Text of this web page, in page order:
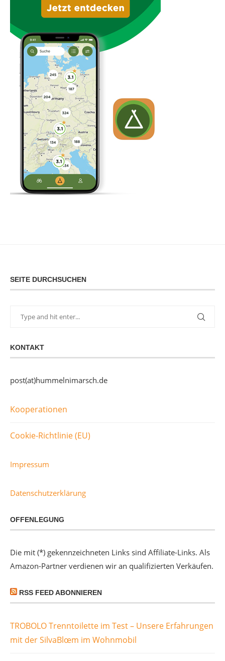
SEITE DURCHSUCHEN
KONTAKT
post(at)hummelnimarsch.de
Kooperationen
Cookie-Richtlinie (EU)
Impressum
Datenschutzerklärung
OFFENLEGUNG
Die mit (*) gekennzeichneten Links sind Affiliate-Links. Als
Amazon-Partner verdienen wir an qualifizierten Verkäufen.
RSS FEED ABONNIEREN
TROBOLO Trenntoilette im Test – Unsere Erfahrungen
mit der SilvaBlœm im Wohnmobil